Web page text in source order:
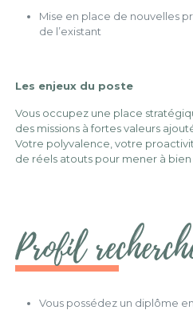
Mise en place de nouvelles
de l’existant
Les enjeux du poste
Vous occupez une place
des missions à fortes valeurs
Votre polyvalence, votre
de réels atouts pour mener à bien
Profil
Vous possédez un diplôme